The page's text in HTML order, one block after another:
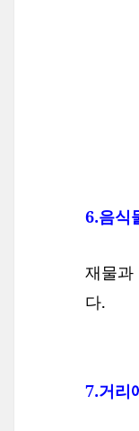
6.음식
재물과
다.
7.거리